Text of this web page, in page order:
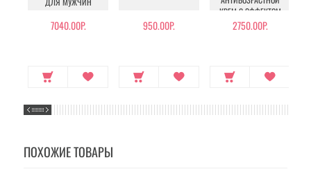
7040.00Р. 950.00Р.
КРЕМ С ЭФФЕКТОМ
БОТОКСА
2750.00Р.
ПОХОЖИЕ ТОВАРЫ